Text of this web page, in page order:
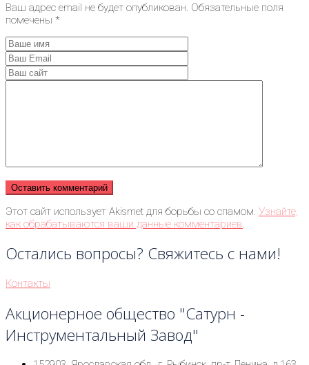
Ваш адрес email не будет опубликован. Обязательные поля
помечены *
Этот сайт использует Akismet для борьбы со спамом. Узнайте,
как обрабатываются ваши данные комментариев.
Остались вопросы? Свяжитесь с нами!
Контакты
Акционерное общество "Сатурн -
Инструментальный Завод"